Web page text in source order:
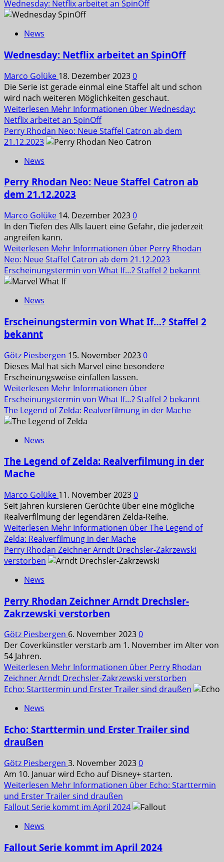
Wednesday: Netflix arbeitet an SpinOff
News
Wednesday: Netflix arbeitet an SpinOff
Marco Golüke 18. Dezember 20230
Die Serie ist gerade einmal eine Staffel alt und schon
wird nach weiteren Möglichkeiten geschaut.
Weiterlesen Mehr Informationen über Wednesday:
Netflix arbeitet an SpinOff
Perry Rhodan Neo: Neue Staffel Catron ab dem
21.12.2023
News
Perry Rhodan Neo: Neue Staffel Catron ab
dem 21.12.2023
Marco Golüke 14. Dezember 20230
In den Tiefen des Alls lauert eine Gefahr, die jederzeit
angreifen kann.
Weiterlesen Mehr Informationen über Perry Rhodan
Neo: Neue Staffel Catron ab dem 21.12.2023
Erscheinungstermin von What If…? Staffel 2 bekannt
News
Erscheinungstermin von What If…? Staffel 2
bekannt
Götz Piesbergen 15. November 20230
Dieses Mal hat sich Marvel eine besondere
Erscheinungsweise einfallen lassen.
Weiterlesen Mehr Informationen über
Erscheinungstermin von What If…? Staffel 2 bekannt
The Legend of Zelda: Realverfilmung in der Mache
News
The Legend of Zelda: Realverfilmung in der
Mache
Marco Golüke 11. November 20230
Seit Jahren kursieren Gerüchte über eine mögliche
Realverfilmung der legendären Zelda-Reihe.
Weiterlesen Mehr Informationen über The Legend of
Zelda: Realverfilmung in der Mache
Perry Rhodan Zeichner Arndt Drechsler-Zakrzewski
verstorben
News
Perry Rhodan Zeichner Arndt Drechsler-
Zakrzewski verstorben
Götz Piesbergen 6. November 20230
Der Coverkünstler verstarb am 1. November im Alter von
54 Jahren.
Weiterlesen Mehr Informationen über Perry Rhodan
Zeichner Arndt Drechsler-Zakrzewski verstorben
Echo: Starttermin und Erster Trailer sind draußen
News
Echo: Starttermin und Erster Trailer sind
draußen
Götz Piesbergen 3. November 20230
Am 10. Januar wird Echo auf Disney+ starten.
Weiterlesen Mehr Informationen über Echo: Starttermin
und Erster Trailer sind draußen
Fallout Serie kommt im April 2024
News
Fallout Serie kommt im April 2024